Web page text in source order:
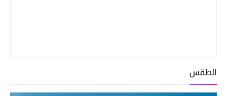
الطقس